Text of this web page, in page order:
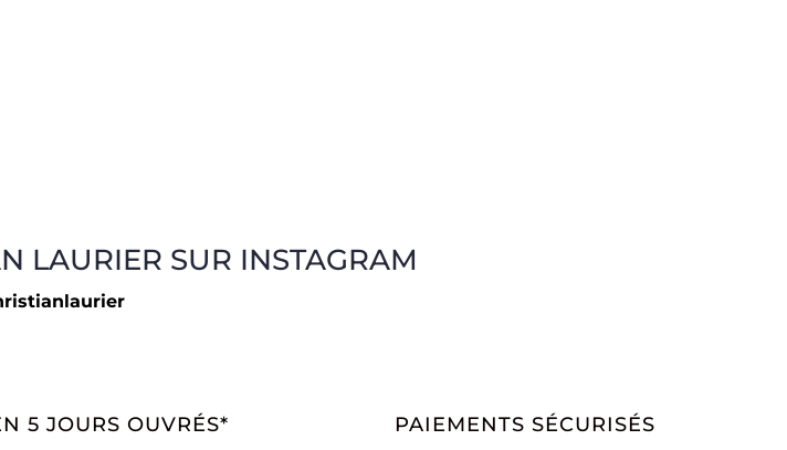
LAURIER SUR INSTAGRAM
5 JOURS OUVRÉS* PAIEMENTS SÉCURISÉS